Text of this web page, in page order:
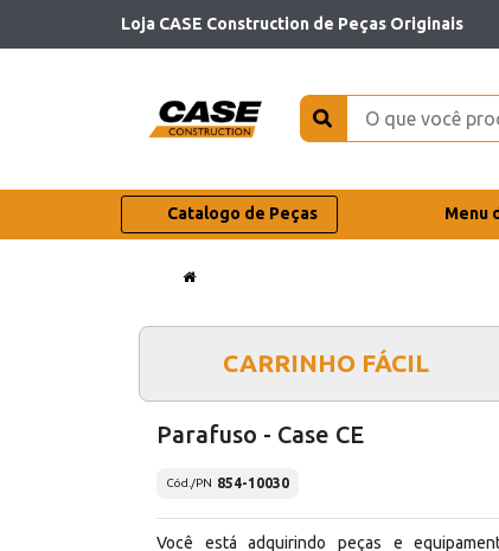
Loja CASE Construction de Peças Originais
Catalogo de Peças Menu
CARRINHO FÁCIL
Parafuso - Case CE
Cód./PN 854-10030
Você está adquirindo peças e